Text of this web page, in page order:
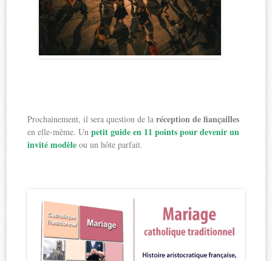
Prochainement, il sera question de laréception de fiançailles
en elle-même. Unpetit guide en 11 points pour devenir un
invité modèle ou un hôte parfait.